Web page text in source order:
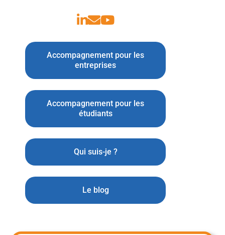
Accompagnement pour les
entreprises
Accompagnement pour les
étudiants
Qui suis-je ?
Le blog